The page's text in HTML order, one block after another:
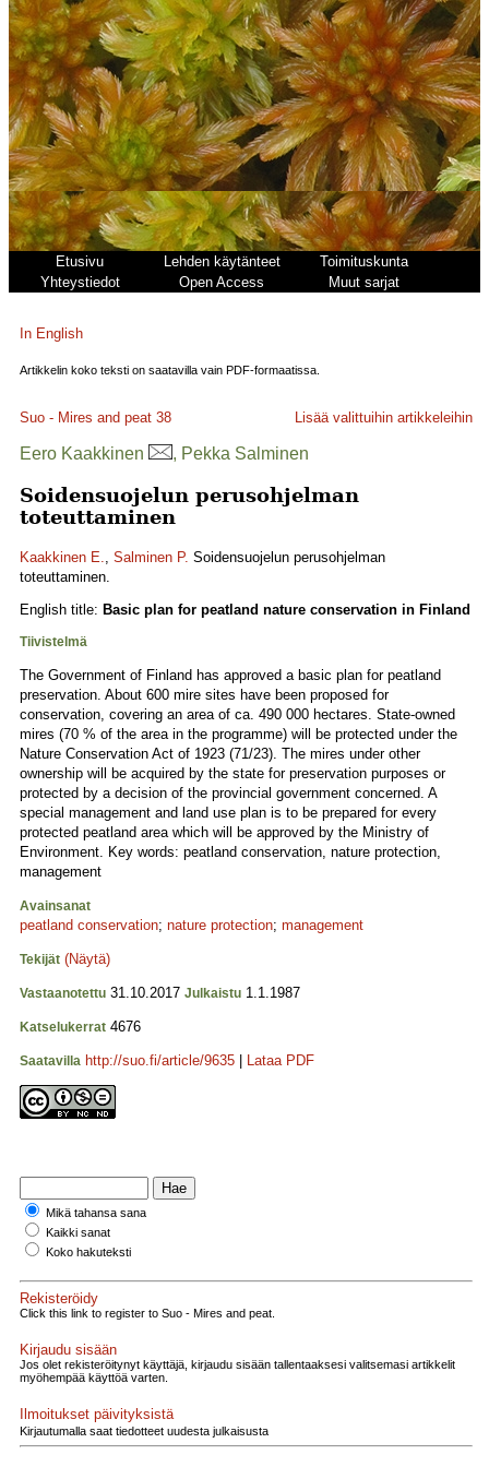
Etusivu Lehden käytänteet
Toimituskunta
Yhteystiedot
Open Access Muut sarjat
In English
Artikkelin koko teksti on saatavilla vain PDF-formaatissa.
Suo - Mires and peat 38 Lisää valittuihin artikkeleihin
Eero Kaakkinen , Pekka Salminen
Soidensuojelun perusohjelman
toteuttaminen
Kaakkinen E., Salminen P. Soidensuojelun perusohjelman
toteuttaminen.
English title: Basic plan for peatland nature conservation in Finland
Tiivistelmä
The Government of Finland has approved a basic plan for peatland
preservation. About 600 mire sites have been proposed for
conservation, covering an area of ca. 490 000 hectares. State-owned
mires (70 % of the area in the programme) will be protected under the
Nature Conservation Act of 1923 (71/23). The mires under other
ownership will be acquired by the state for preservation purposes or
protected by a decision of the provincial government concerned. A
special management and land use plan is to be prepared for every
protected peatland area which will be approved by the Ministry of
Environment. Key words: peatland conservation, nature protection,
management
Avainsanat
peatland conservation; nature protection; management
Tekijät (Näytä)
Vastaanotettu 31.10.2017 Julkaistu 1.1.1987
Katselukerrat 4676
Saatavilla http://suo.fi/article/9635 Lataa PDF
Mikä tahansa sana
Kaikki sanat
Koko hakuteksti
Rekisteröidy
Click this link to register to Suo - Mires and peat.
Kirjaudu sisään
Jos olet rekisteröitynyt käyttäjä, kirjaudu sisään tallentaaksesi valitsemasi artikkelit
myöhempää käyttöä varten.
Ilmoitukset päivityksistä
Kirjautumalla saat tiedotteet uudesta julkaisusta